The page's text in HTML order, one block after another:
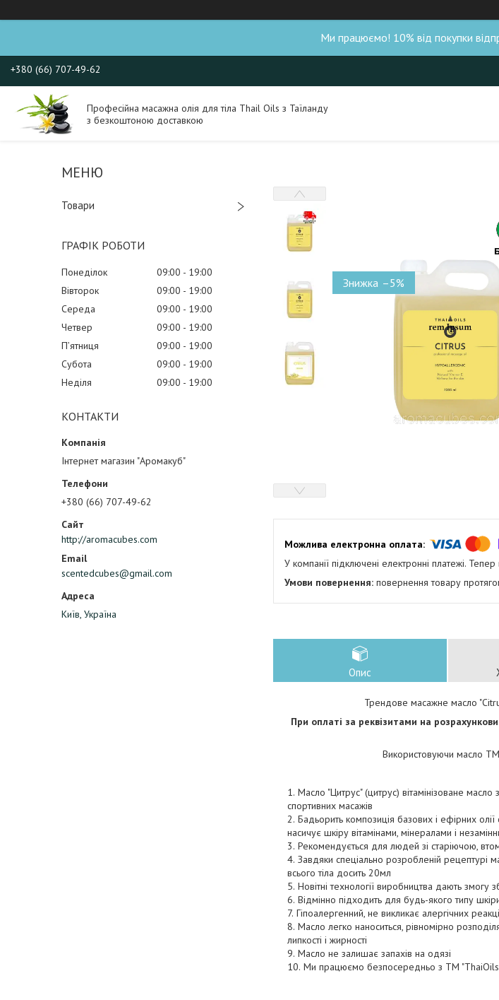
Ми працюємо! 10% від покупки
+380 (66) 707-49-62
Професійна масажна олія для тіла Thail Oils з Таїланду
з безкоштоною доставкою
Товари
ГРАФІК РОБОТИ
Понеділок 09:00
19:00
Вівторок
09:00
19:00
Середа
09:00
19:00
Четвер
09:00
19:00
Пʼятниця
09:00
19:00
Субота
09:00
19:00
Неділя
09:00 19:00
КОНТАКТИ
Інтернет магазин "Аромакуб"
+380 (66) 707-49-62
http://aromacubes.com
scentedcubes@gmail.com
Київ, Україна
–5%
У компанії підключені електронні платежі.
повернення товару
Опис
Трендове масажне масло
При оплаті за реквізитами на
Використовуючи масло ТМ
Масло "Цитрус" (цитрус) вітамінізоване
спортивних масажів
Бадьорить композиція базових і ефірних
насичує шкіру вітамінами, мінералами і
Рекомендується для людей зі старіючою,
Завдяки спеціально розробленій рецептурі
всього тіла досить 20мл
Новітні технології виробництва дають змогу
Відмінно підходить для будь-якого типу
Гіпоалергенний, не викликає алергічних
Масло легко наноситься, рівномірно
липкості і жирності
Масло не залишає запахів на одязі
Ми працюємо безпосередньо з ТМ